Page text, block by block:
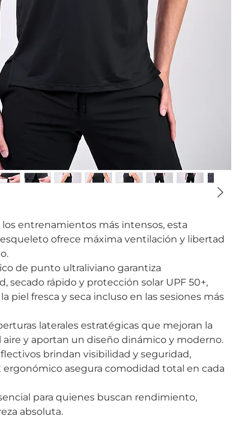
los entrenamientos más intensos, esta
ofrece máxima ventilación y libertad
de punto ultraliviano garantiza
secado rápido y protección solar UPF 50+,
piel fresca y seca incluso en las sesiones más
laterales estratégicas que mejoran la
aire y aportan un diseño dinámico y moderno.
brindan visibilidad y seguridad,
ergonómico asegura comodidad total en cada
para quienes buscan rendimiento,
absoluta.